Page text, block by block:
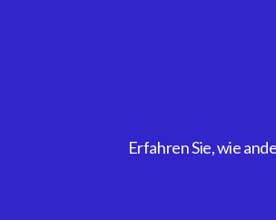
Erfahren Sie, wie